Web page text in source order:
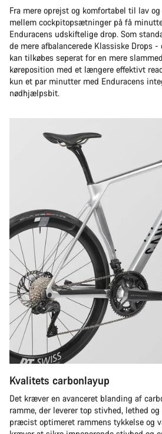
Fra mere oprejst og komfortabel til lav
mellem cockpitopsætninger på få
Enduracens udskiftelige drop. Som
de mere afbalancerede Klassiske Drops -
kan tilkøbes seperat for en mere
køreposition med et længere effektivt
kun et par minutter med Enduracens
nødhjælpsbit.
Kvalitets carbonlayup
Det kræver en avanceret blanding af
ramme, der leverer top stivhed, lethed
præcist optimeret rammens tykkelse og